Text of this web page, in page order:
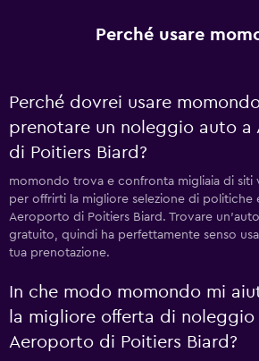
Perché usare
Perché dovrei usare
prenotare un noleggio auto a
di Poitiers Biard?
momondo trova e confronta migliaia di
per offrirti la migliore selezione di politiche
Aeroporto di Poitiers Biard. Trovare
gratuito, quindi ha perfettamente senso
tua prenotazione.
In che modo momondo mi
la migliore offerta di noleggio
Aeroporto di Poitiers Biard?